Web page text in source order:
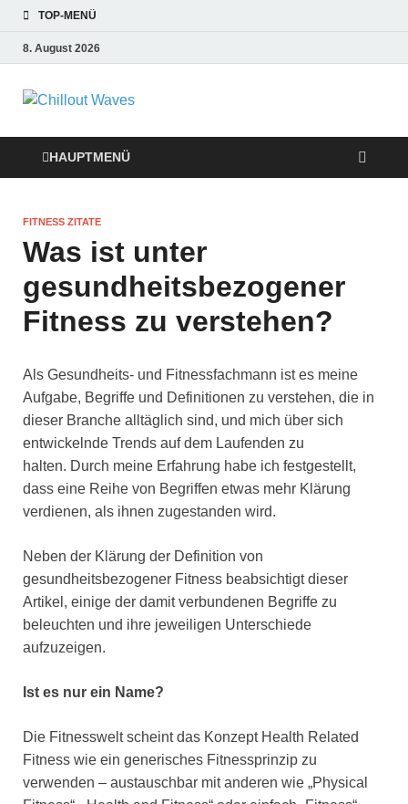
TOP-MENÜ
8. August 2026
Chillout Waves
Relaxing Music
Ferienwohnungen zum Verlieben!
HAUPTMENÜ
FITNESS ZITATE
Was ist unter
gesundheitsbezogener
Fitness zu verstehen?
Als Gesundheits- und Fitnessfachmann ist es meine
Aufgabe, Begriffe und Definitionen zu verstehen, die in
dieser Branche alltäglich sind, und mich über sich
entwickelnde Trends auf dem Laufenden zu
halten. Durch meine Erfahrung habe ich festgestellt,
dass eine Reihe von Begriffen etwas mehr Klärung
verdienen, als ihnen zugestanden wird.
Neben der Klärung der Definition von
gesundheitsbezogener Fitness beabsichtigt dieser
Artikel, einige der damit verbundenen Begriffe zu
beleuchten und ihre jeweiligen Unterschiede
aufzuzeigen.
Ist es nur ein Name?
Die Fitnesswelt scheint das Konzept Health Related
Fitness wie ein generisches Fitnessprinzip zu
verwenden – austauschbar mit anderen wie „Physical